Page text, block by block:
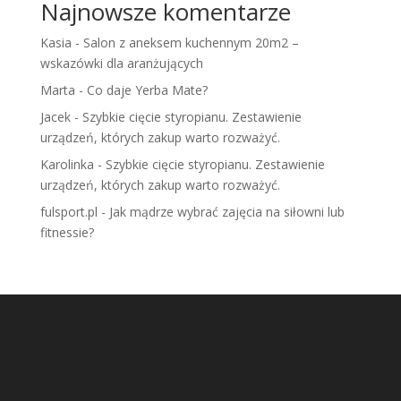
Najnowsze komentarze
Kasia - Salon z aneksem kuchennym 20m2 –
wskazówki dla aranżujących
Marta - Co daje Yerba Mate?
Jacek- Szybkie cięcie styropianu. Zestawienie
urządzeń, których zakup warto rozważyć.
Karolinka - Szybkie cięcie styropianu. Zestawienie
urządzeń, których zakup warto rozważyć.
fulsport.pl - Jak mądrze wybrać zajęcia na siłowni lub
fitnessie?